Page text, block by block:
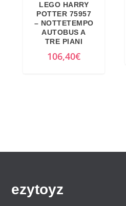
LEGO HARRY
POTTER 75957
– NOTTETEMPO
AUTOBUS A
TRE PIANI
106,40€
ezytoyz